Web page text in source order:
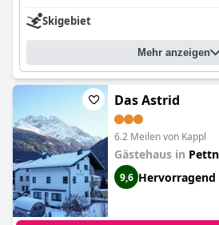
Skigebiet
Mehr anzeigen
Das Astrid
6.2 Meilen von Kappl
Gästehaus in
9,6 Hervorragend